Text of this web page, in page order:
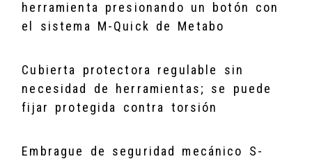
herramienta presionando un botón con
el sistema M-Quick de Metabo
Cubierta protectora regulable sin
necesidad de herramientas; se puede
fijar protegida contra torsión
Embrague de seguridad mecánico S-